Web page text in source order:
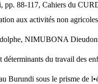
88-117, Cahiers du
activités non agricoles
NIMUBONA
du travail des
Burundi sous le prisme de